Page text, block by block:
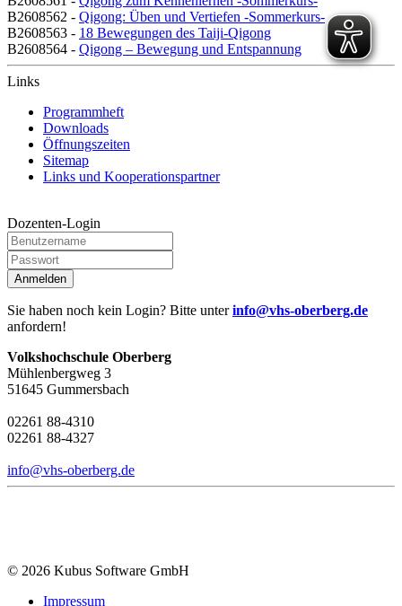
B2608562 - Qigong: Üben und Vertiefen -Sommerkurs-
B2608563 - 18 Bewegungen des Taiji-Qigong
B2608564 - Qigong – Bewegung und Entspannung
Links
Programmheft
Downloads
Öffnungszeiten
Sitemap
Links und Kooperationspartner
Dozenten-Login
Anmelden
Sie haben noch kein Login? Bitte unterinfo@vhs-oberberg.de
anfordern!
Volkshochschule Oberberg
Mühlenbergweg 3
51645 Gummersbach
02261 88-4310
02261 88-4327
info@vhs-oberberg.de
© 2026 Kubus Software GmbH
Impressum